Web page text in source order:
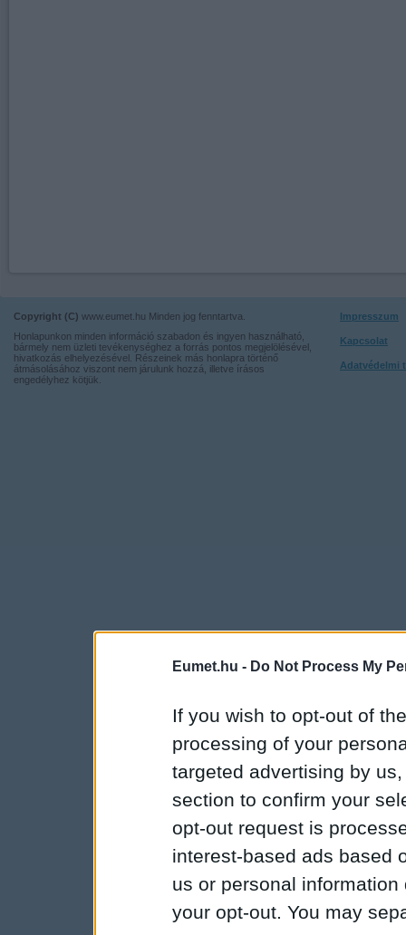
Eumet.hu - Do Not Process My
If you wish to opt-out of
processing of your
targeted advertising by
section to confirm your
opt-out request is
interest-based ads based
us or personal
your opt-out. You may
Copyright (C) www.eumet.hu Minden jog fenntartva.
Honlapunkon minden információ szabadon és ingyen használható,
bármely nem üzleti tevékenységhez a forrás pontos megjelölésével,
hivatkozás elhelyezésével. Részeinek más honlapra történő
átmásolásához viszont nem járulunk hozzá, illetve írásos
engedélyhez kötjük.
Impresszum
Kapcsolat
Adatvédelmi